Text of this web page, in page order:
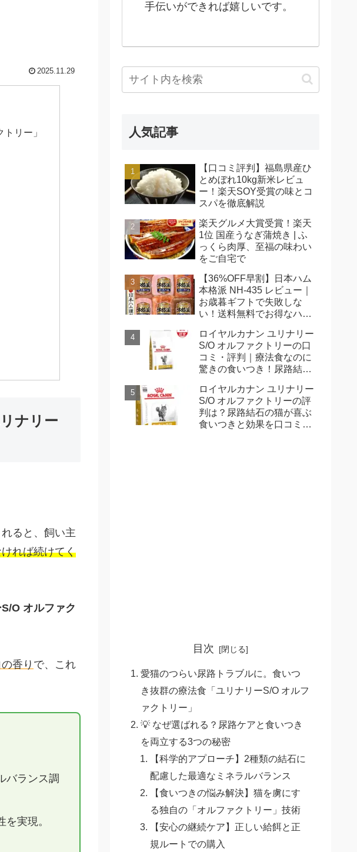
2025.11.29
リー」
ナリー
ると、飼い主
れば続けてく
S/O オルファク
香り で、これ
バランス調
実現。
手伝いができれば嬉しいです。
人気記事
【口コミ評判】福島県産ひ
とめぼれ10kg新米レビュ
ー！楽天SOY受賞の味とコ
スパを徹底解説
楽天グルメ大賞受賞！楽天
1位 国産うなぎ蒲焼き | ふ
っくら肉厚、至福の味わい
をご自宅で
【36%OFF早割】日本ハム
本格派 NH-435 レビュー｜
お歳暮ギフトで失敗しな
い！送料無料でお得なハム
ロイヤルカナン ユリナリー
S/O オルファクトリーの口
コミ・評判｜療法食なのに
驚きの食いつき！尿路結石
ロイヤルカナン ユリナリー
S/O オルファクトリーの評
判は？尿路結石の猫が喜ぶ
食いつきと効果を口コミで
目次
愛猫のつらい尿路トラブルに。食いつ
き抜群の療法食「ユリナリーS/O オルフ
ァクトリー」
💡 なぜ選ばれる？尿路ケアと食いつき
を両立する3つの秘密
【科学的アプローチ】2種類の結石に
配慮した最適なミネラルバランス
【食いつきの悩み解決】猫を虜にす
る独自の「オルファクトリー」技術
【安心の継続ケア】正しい給餌と正
規ルートでの購入